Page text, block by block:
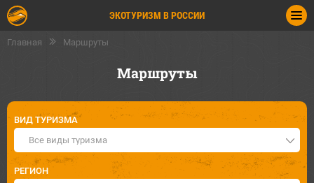
ЭКОТУРИЗМ В РОССИИ
Главная Маршруты
Маршруты
ВИД ТУРИЗМА
Все виды туризма
РЕГИОН